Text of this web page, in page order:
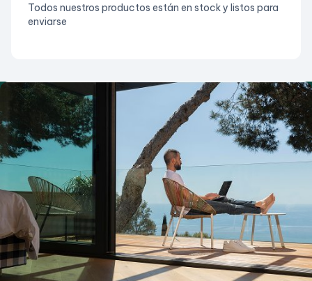
Todos nuestros productos están en stock y listos para
enviarse